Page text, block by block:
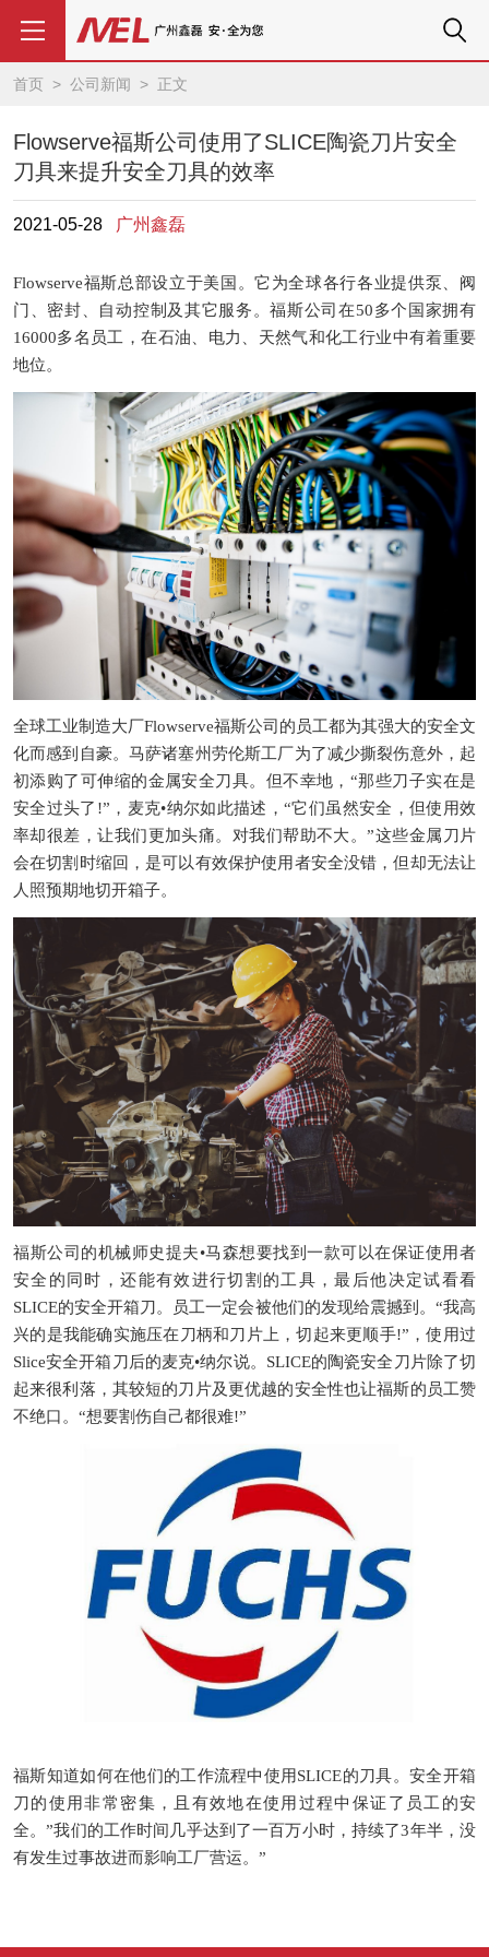
首页 > 公司新闻 > 正文
Flowserve福斯公司使用了SLICE陶瓷刀片安全
刀具来提升安全刀具的效率
2021-05-28 广州鑫磊
Flowserve福斯总部设立于美国。它为全球各行各业提供泵、阀
门、密封、自动控制及其它服务。福斯公司在50多个国家拥有
16000多名员工，在石油、电力、天然气和化工行业中有着重要
地位。
全球工业制造大厂Flowserve福斯公司的员工都为其强大的安全文
化而感到自豪。马萨诸塞州劳伦斯工厂为了减少撕裂伤意外，起
初添购了可伸缩的金属安全刀具。但不幸地， “那些刀子实在是
安全过头了 !” ，麦克•纳尔如此描述，“它们虽然安全，但使用效
率却很差，让我们更加头痛。对我们帮助不大。”这些金属刀片
会在切割时缩回，是可以有效保护使用者安全没错，但却无法让
人照预期地切开箱子。
福斯公司的机械师史提夫•马森想要找到一款可以在保证使用者
安全的同时，还能有效进行切割的工具，最后他决定试看看
SLICE的安全开箱刀。员工一定会被他们的发现给震撼到。 “我高
兴的是我能确实施压在刀柄和刀片上，切起来更顺手!” ，使用过
Slice安全开箱刀后的麦克•纳尔说。 SLICE的陶瓷安全刀片除了切
起来很利落，其较短的刀片及更优越的安全性也让福斯的员工赞
不绝口。 “想要割伤自己都很难!”
福斯知道如何在他们的工作流程中使用SLICE的刀具。安全开箱
刀的使用非常密集，且有效地在使用过程中保证了员工的安
全。”我们的工作时间几乎达到了一百万小时，持续了3年半，没
有发生过事故进而影响工厂营运。 ”